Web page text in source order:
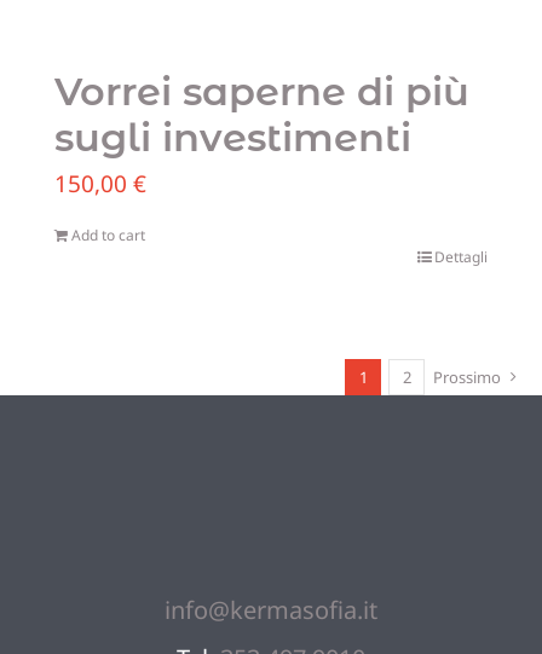
Vorrei saperne di più
sugli investimenti
150,00 €
Add to cart
Dettagli
1 2 Prossimo
info@kermasofia.it